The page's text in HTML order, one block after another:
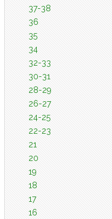
37-38
36
35
34
32-33
30-31
28-29
26-27
24-25
22-23
21
20
19
18
17
16